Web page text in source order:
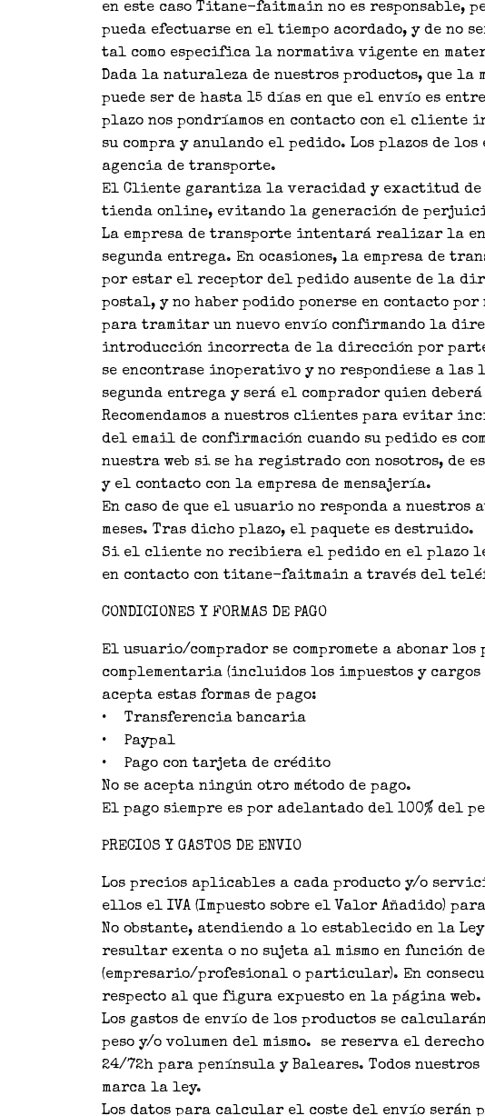
en este caso Titane-faitmain no es responsable,
pueda efectuarse en el tiempo acordado, y de
tal como especifica la normativa vigente en
Dada la naturaleza de nuestros productos, que
puede ser de hasta 15 días en que el envío es
plazo nos pondríamos en contacto con el cliente
su compra y anulando el pedido. Los plazos de
agencia de transporte.
El Cliente garantiza la veracidad y exactitud
tienda online, evitando la generación de
La empresa de transporte intentará realizar la
segunda entrega. En ocasiones, la empresa de
por estar el receptor del pedido ausente de la
postal, y no haber podido ponerse en contacto
para tramitar un nuevo envío confirmando la
introducción incorrecta de la dirección por parte
se encontrase inoperativo y no respondiese a
segunda entrega y será el comprador quien
Recomendamos a nuestros clientes para evitar
del email de confirmación cuando su pedido es
nuestra web si se ha registrado con nosotros, de
y el contacto con la empresa de mensajería.
En caso de que el usuario no responda a
meses. Tras dicho plazo, el paquete es destruido.
Si el cliente no recibiera el pedido en el plazo
en contacto con titane-faitmain a través del
CONDICIONES Y FORMAS DE PAGO
El usuario/comprador se compromete a abonar
complementaria (incluidos los impuestos y cargos
acepta estas formas de pago:
• Transferencia bancaria
• Paypal
• Pago con tarjeta de crédito
No se acepta ningún otro método de pago.
El pago siempre es por adelantado del 100% del
PRECIOS Y GASTOS DE ENVIO
Los precios aplicables a cada producto y/o
ellos el IVA (Impuesto sobre el Valor Añadido)
No obstante, atendiendo a lo establecido en la
resultar exenta o no sujeta al mismo en función
(empresario/profesional o particular). En
respecto al que figura expuesto en la página web.
Los gastos de envío de los productos se
peso y/o volumen del mismo. se reserva el
24/72h para península y Baleares. Todos
marca la ley.
Los datos para calcular el coste del envío serán